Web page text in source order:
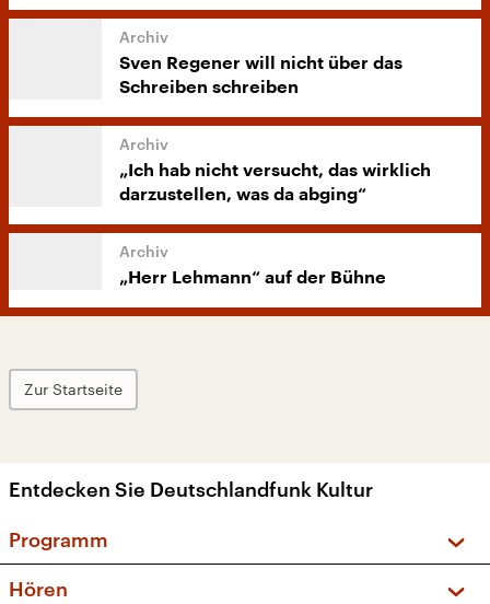
Sven Regener will nicht über das
Schreiben schreiben
„Ich hab nicht versucht, das wirklich
darzustellen, was da abging“
„Herr Lehmann“ auf der Bühne
Zur Startseite
Entdecken Sie Deutschlandfunk Kultur
Programm
Hören